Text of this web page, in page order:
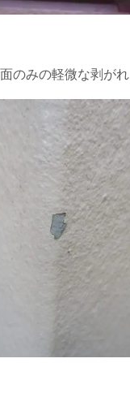
のみの軽微な剥がれ